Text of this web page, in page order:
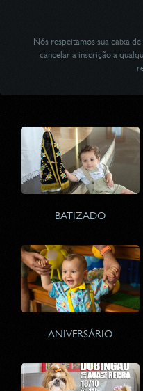
Nós respeitamos sua caixa
cancelar a inscrição a
BATIZADO
ANIVERSÁRIO